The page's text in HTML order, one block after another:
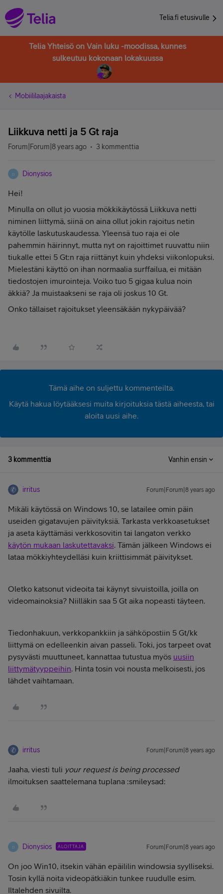
Telia.fi etusivulle
Telia Yhteisö on Vain luku -moodissa, kunnes
sulkeutuu kokonaan lokakuussa
Mobiililaajakaista
Liikkuva netti ja 5 Gt raja
Forum|Forum|8 years ago 3 kommenttia
D Dionysios
Hei!
Minulla on ollut jo vuosia mökkikäytössä Liikkuva netti
niminen liittymä, siinä on aina ollut jokin rajoitus netin
käytölle laskutuskaudessa. Yleensä tuo raja ei ole
pahemmin häirinnyt, mutta nyt on rajoittimet ruuvattu niin
tiukalle ettei 5 Gt:n raja riittänyt kuin yhdeksi viikonlopuksi.
Mielestäni käyttö on ihan normaalia surffailua, ei mitään
tiedostojen imurointeja. Voiko tuo 5 gigaa kulua noin
äkkiä? Ja muistaakseni se raja oli joskus 10 Gt.
Onko tällaiset rajoitukset yleensäkään nykypäivää?
Tämä aihe on suljettu kommenteilta.
Käytä hakua löytääksesi muita kirjoituksia tästä aiheesta, tai
aloita uusi aihe.
3 kommenttia Vanhin ensin
irritus Forum|Forum|8 years ago
Mikäli käytössä on Windows 10, se latailee omin päin
useiden gigatavujen päivityksiä. Tarkasta verkkoasetukset
ja aseta käyttämäsi verkkosovitin tai langaton verkko
käytön mukaan laskutettavaksi. Tämän jälkeen Windows ei
lataa mökkiyhteydelläsi kuin kriittisimmät päivitykset.
Oletko katsonut videoita tai käynyt sivuistoilla, joilla on
videomainoksia? Niilläkin saa 5 Gt aika nopeasti täyteen.
Tiedonhakuun, verkkopankkiin ja sähköpostiin 5 Gt/kk
liittymä on edelleenkin aivan passeli. Toki, jos tarpeet ovat
pysyvästi muuttuneet, kannattaa tutustua myös uusiin
liittymätyyppeihin. Hinta tosin voi nousta melkoisesti, jos
lähdet vaihtamaan.
irritus Forum|Forum|8 years ago
Jaaha, viesti tuli your request is being processed
ilmoituksen saattelemana tuplana :smileysad:
D Dionysios ALOITTAJA Forum|Forum|8 years ago
On joo Win10, itsekin vähän epäililin windowsia syylliseksi.
Tosin kyllä noita videopätkiäkin tunkee ruudulle esim.
Iltalehden sivuilta.